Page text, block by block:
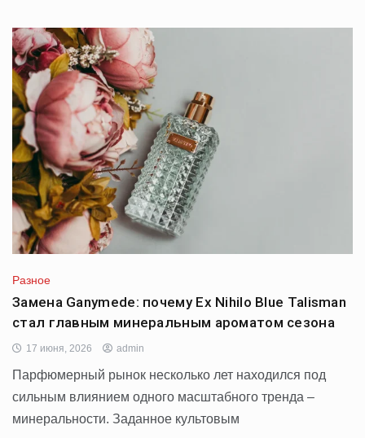
Разное
Замена Ganymede: почему Ex Nihilo Blue Talisman
стал главным минеральным ароматом сезона
17 июня, 2026 admin
Парфюмерный рынок несколько лет находился под
сильным влиянием одного масштабного тренда –
минеральности. Заданное культовым